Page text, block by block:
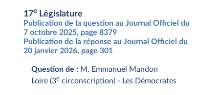
17e Législature
Publication de la question au Journal Officiel du
7 octobre 2025, page 8379
Publication de la réponse au Journal Officiel du
20 janvier 2026, page 301
Question de : M. Emmanuel Mandon
Loire (3e circonscription) - Les Démocrates